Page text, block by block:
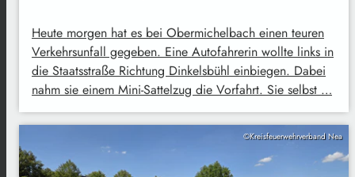
Heute morgen hat es bei Obermichelbach einen teuren
Verkehrsunfall gegeben. Eine Autofahrerin wollte links in
die Staatsstraße Richtung Dinkelsbühl einbiegen. Dabei
nahm sie einem Mini-Sattelzug die Vorfahrt. Sie selbst …
©Kreisfeuerwehrverband Nea